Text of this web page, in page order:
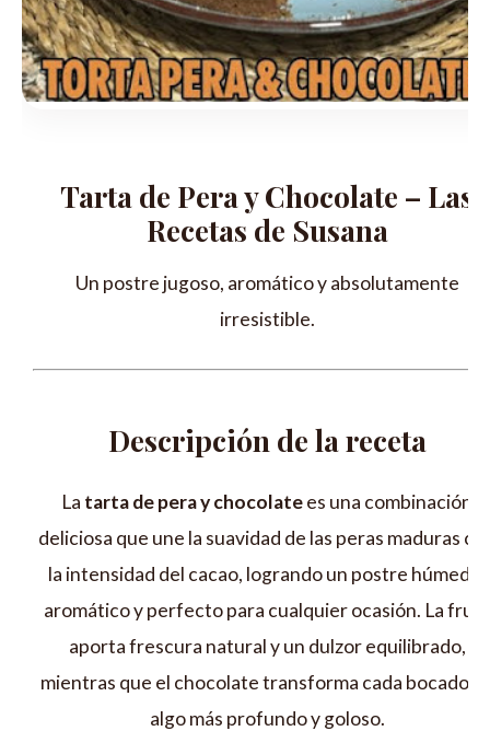
Tarta de Pera y Chocolate – Las
Recetas de Susana
Un postre jugoso, aromático y absolutamente
irresistible.
Descripción de la receta
La tarta de pera y chocolatees una combinación
deliciosa que une la suavidad de las peras maduras
la intensidad del cacao, logrando un postre húmedo,
aromático y perfecto para cualquier ocasión. La fruta
aporta frescura natural y un dulzor equilibrado,
mientras que el chocolate transforma cada bocado
algo más profundo y goloso.